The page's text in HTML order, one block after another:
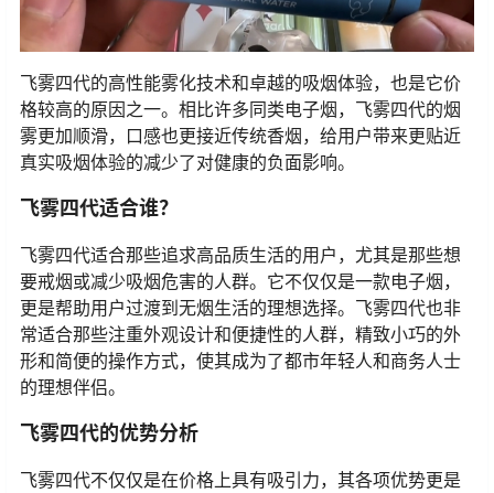
飞雾四代的高性能雾化技术和卓越的吸烟体验，也是它价
格较高的原因之一。相比许多同类电子烟，飞雾四代的烟
雾更加顺滑，口感也更接近传统香烟，给用户带来更贴近
真实吸烟体验的减少了对健康的负面影响。
飞雾四代适合谁？
飞雾四代适合那些追求高品质生活的用户，尤其是那些想
要戒烟或减少吸烟危害的人群。它不仅仅是一款电子烟，
更是帮助用户过渡到无烟生活的理想选择。飞雾四代也非
常适合那些注重外观设计和便捷性的人群，精致小巧的外
形和简便的操作方式，使其成为了都市年轻人和商务人士
的理想伴侣。
飞雾四代的优势分析
飞雾四代不仅仅是在价格上具有吸引力，其各项优势更是